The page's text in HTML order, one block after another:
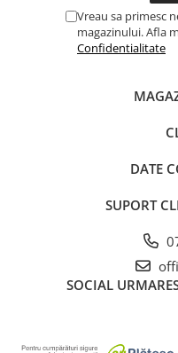
Vreau sa primesc
magazinului. Afla
Confidentialitate
DATE
SUPORT
SOCIAL